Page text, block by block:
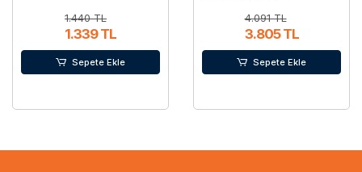
1.440 TL
1.339 TL
Sepete Ekle
4.091 TL
3.805 TL
Sepete Ekle